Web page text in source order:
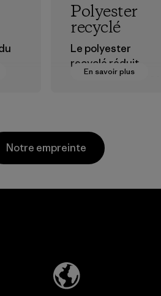
En savoir plus
Polyester
recyclé
Le polyester
recyclé réduit
notre dépendance
Matières
Material-supplier
Notre empreinte